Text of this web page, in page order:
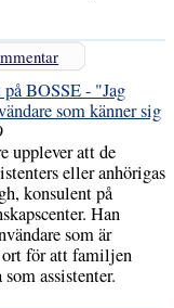
BOSSE - "Jag
som känner sig
upplever att de
eller anhörigas
konsulent på
Han
som är
ort för att familjen
assistenter.